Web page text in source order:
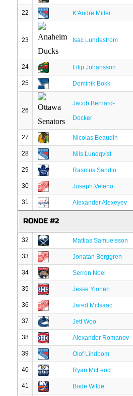
22 K'Andre Miller
23 Isac Lundestrom
24 Filip Johansson
25 Dominik Bokk
26
Jacob Bernard-
Docker
27 Nicolas Beaudin
28 Nils Lundqvist
29 Rasmus Sandin
30 Joseph Veleno
31 Alexander Alexeyev
RONDE #2
32 Mattias Samuelsson
33 Jonatan Berggren
34 Serron Noel
35 Jesse Ylonen
36 Jared McIsaac
37 Jett Woo
38 Alexander Romanov
39 Olof Lindbom
40 Ryan McLeod
41 Bode Wilde